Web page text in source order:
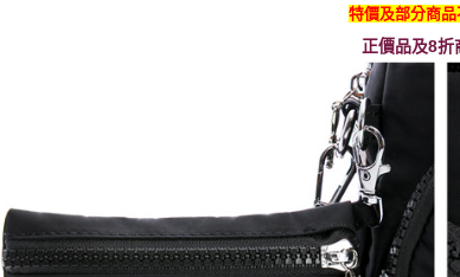
特價及部分商
正價品及8折